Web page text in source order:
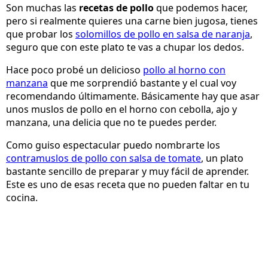
Son muchas las recetas de polloque podemos hacer,
pero si realmente quieres una carne bien jugosa, tienes
que probar los solomillos de pollo en salsa de naranja,
seguro que con este plato te vas a chupar los dedos.
Hace poco probé un delicioso pollo al horno con
manzana que me sorprendió bastante y el cual voy
recomendando últimamente. Básicamente hay que asar
unos muslos de pollo en el horno con cebolla, ajo y
manzana, una delicia que no te puedes perder.
Como guiso espectacular puedo nombrarte los
contramuslos de pollo con salsa de tomate, un plato
bastante sencillo de preparar y muy fácil de aprender.
Este es uno de esas receta que no pueden faltar en tu
cocina.